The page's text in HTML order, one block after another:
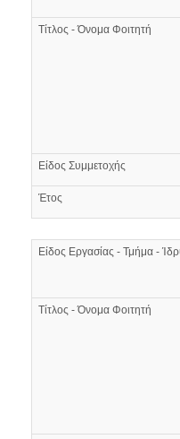
Τίτλος - Όνομα Φοιτητή
Είδος Συμμετοχής
Έτος
Είδος Εργασίας - Τμήμα -
Τίτλος - Όνομα Φοιτητή